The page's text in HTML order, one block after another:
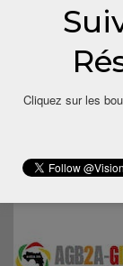
Cliquez sur les